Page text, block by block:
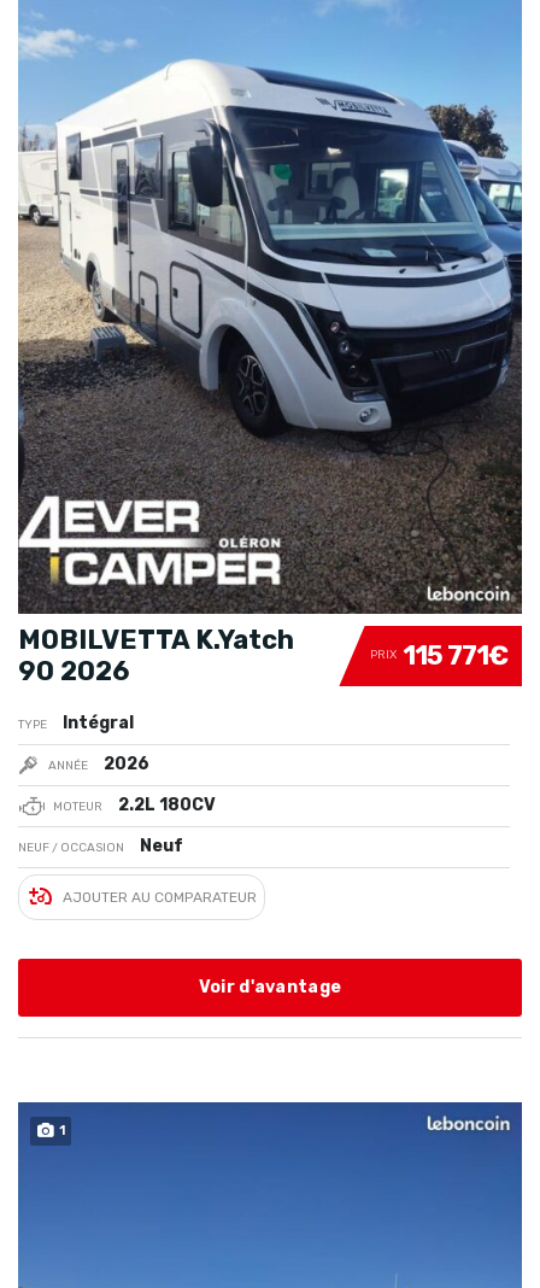
PRIX 115 771€
MOBILVETTA K.Yatch
90 2026
TYPE Intégral
ANNÉE 2026
MOTEUR 2.2L 180CV
NEUF / OCCASION Neuf
AJOUTER AU COMPARATEUR
Voir d'avantage
1